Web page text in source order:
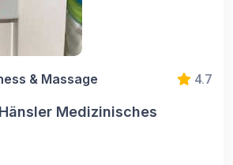
& Massage 4.7
Medizinisches